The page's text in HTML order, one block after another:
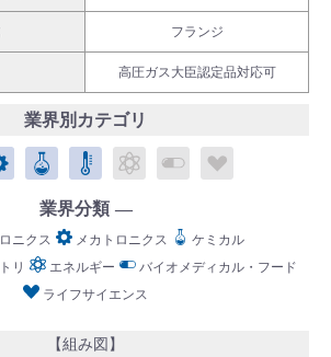
フランジ
高圧ガス大臣認定品対応可
業界別カテゴリ
クトロニクス
メカトロニクス
ケミカルパブリックラボラトリ
エネルギーバイオメディカ
業界分類
ニクス メカトロニクス
ケミカル
リ
エネルギー
バイオメディカル・フード
ライフサイエンス
【組み図】